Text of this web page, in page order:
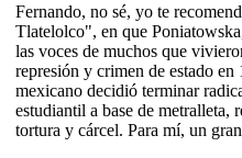
Fernando, no sé, yo te
Tlatelolco", en que
las voces de muchos que
represión y crimen de estado
mexicano decidió terminar
estudiantil a base de metralleta,
tortura y cárcel. Para mí, un